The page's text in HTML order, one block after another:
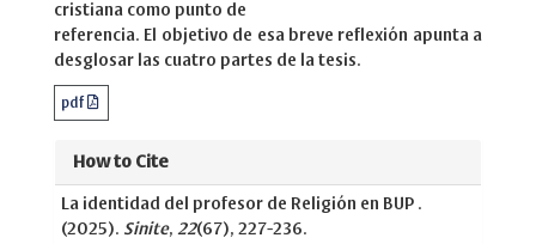
cristiana como punto de
referencia. El objetivo de esa breve reflexión apunta a
desglosar las cuatro partes de la tesis.
pdf
How to Cite
La identidad del profesor de Religión en BUP .
(2025). Sinite, 22(67), 227-236.